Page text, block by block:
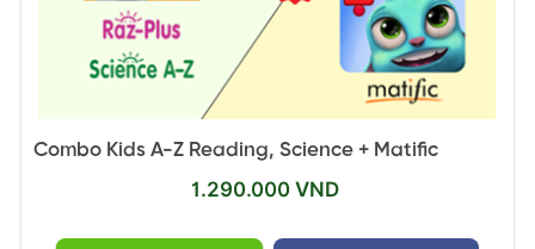
Combo Kids A-Z Reading, Science + Matific
1.290.000 VND